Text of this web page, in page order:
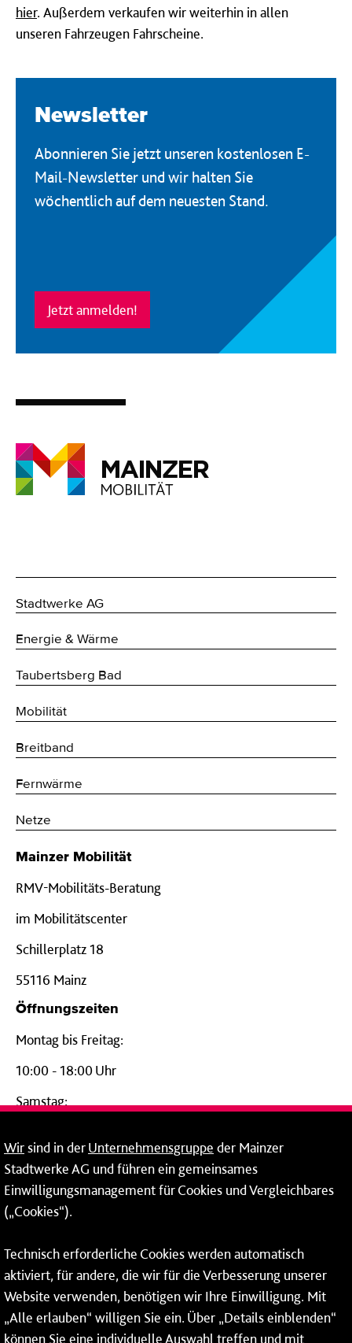
hier. Außerdem verkaufen wir weiterhin in allen
unseren Fahrzeugen Fahrscheine.
Newsletter
Abonnieren Sie jetzt unseren kostenlosen E-
Mail-Newsletter und wir halten Sie
wöchentlich auf dem neuesten Stand.
Jetzt anmelden!
Stadtwerke AG
Energie & Wärme
Taubertsberg Bad
Mobilität
Breitband
Fernwärme
Netze
Mainzer Mobilität
RMV-Mobilitäts-Beratung
im Mobilitätscenter
Schillerplatz 18
55116 Mainz
Öffnungszeiten
Montag bis Freitag:
10:00 - 18:00 Uhr
Samstag:
24-Stunden-Telefon*
06131 – 12 77 77
Fax: 06131 – 12 66 66
* Montags bis freitags bis 7 und ab 18 Uhr sowie an
Wochenenden und Feiertagen ganztags werden Ihre
Anrufe je nach Themenauswahl an ein Callcenter des
RMV oder von nextbike weitergeleitet. Dort erhalten Sie
Wirsind in derUnternehmensgruppe der Mainzer
Stadtwerke AG und führen ein gemeinsames
Einwilligungsmanagement für Cookies und Vergleichbares
(„Cookies“).
Technisch erforderliche Cookies werden automatisch
aktiviert, für andere, die wir für die Verbesserung unserer
Website verwenden, benötigen wir Ihre Einwilligung. Mit
„Alle erlauben“ willigen Sie ein. Über „Details einblenden“
können Sie eine individuelle Auswahl treffen und mit